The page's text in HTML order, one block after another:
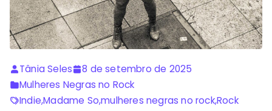
Tânia Seles
8 de setembro de 2025
Mulheres Negras no Rock
Indie,Madame So,mulheres negras no rock,Rock